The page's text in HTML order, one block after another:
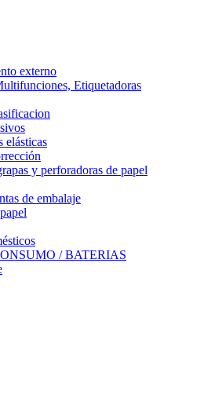
externo
Etiquetadoras
elásticas
y perforadoras de papel
de embalaje
/ BATERIAS